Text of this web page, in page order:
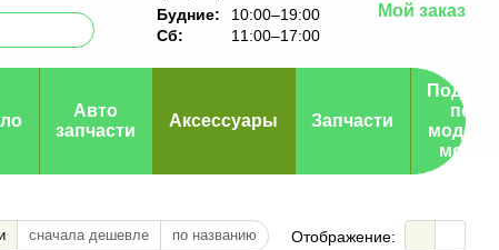
Будние:
10:00–19:00
Сб:
11:00–17:00
Мой заказ
Авто
запчасти
Аксессуары Запчасти
Подбор
по
модели
мото
сначала дешевле по названию Отображение: